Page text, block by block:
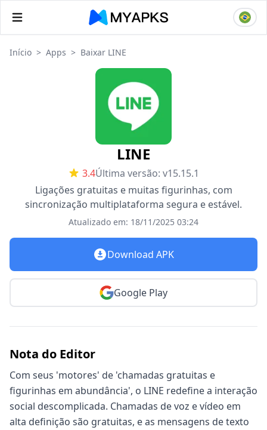
Início > Apps > Baixar LINE
LINE
3.4Última versão: v15.15.1
Ligações gratuitas e muitas figurinhas, com
sincronização multiplataforma segura e estável.
Atualizado em: 18/11/2025 03:24
Download APK
Google Play
Nota do Editor
Com seus 'motores' de 'chamadas gratuitas e
figurinhas em abundância', o LINE redefine a interação
social descomplicada. Chamadas de voz e vídeo em
alta definição são gratuitas, e as mensagens de texto